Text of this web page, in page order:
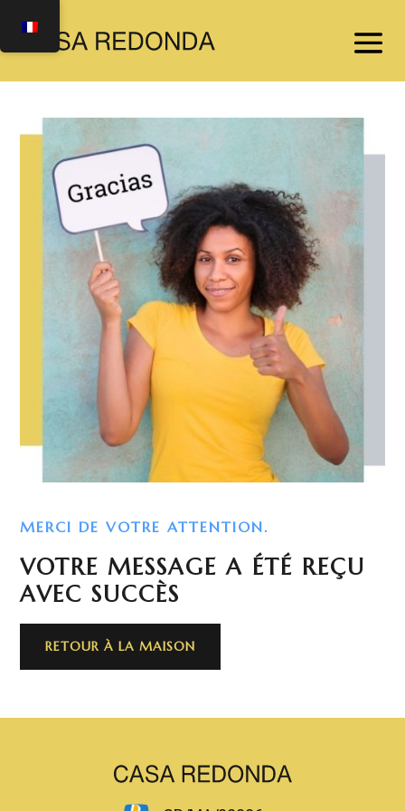
MERCI DE VOTRE ATTENTION.
VOTRE MESSAGE A ÉTÉ REÇU
AVEC SUCCÈS
RETOUR À LA MAISON